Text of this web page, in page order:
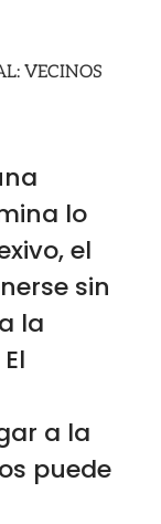
VECINOS
lo
el
sin
la
a la
puede